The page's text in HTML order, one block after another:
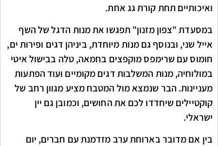
ואיכותיים תחת קורת גג אחת.
במסעדת "צפון מזנון" תפגשו את מנות הדגל של השף
אייל שני, ובנוסף גם מנות מיוחדת, ביניהן דגים ופירות ים,
חומוס עם שרימפס מוקפצים בחמאה, טלה בבישול איטי
במולוחיה, מנות המשלבות דגים מקומיים ועוד הפתעות
מעניינות. הבר שנמצא מול המטבח מציע מגוון רחב של
קוקטיילים שיחדדו לכם את החושים, וכמובן גם יין
ישראלי.
בין אם מדובר בארוחת ערב מזדמנת עם חברים, יום